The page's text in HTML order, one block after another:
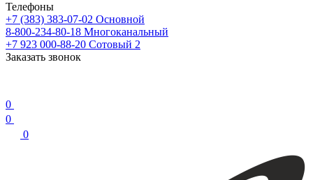
Телефоны
+7 (383) 383-07-02 Основной
8-800-234-80-18 Многоканальный
+7 923 000-88-20 Сотовый 2
Заказать звонок
0
0
0